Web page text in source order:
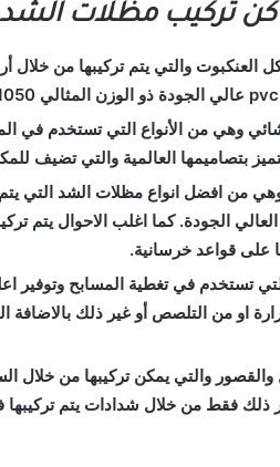
تركيب مظلات الشد
وهي من الأنواع التي تستخدم في
بتصاميمها العالمية والتي تضيف
من افضل انواع مظلات الشد التي
الجودة. كما اغلب الاحوال يتم
على قواعد خرسانية.
تستخدم في تغطية المسابح وتوفير
او من التلصص أو غير ذلك بالاضافة
والتي يمكن تركيبها من خلال
ذلك فقط من خلال شدادات يتم